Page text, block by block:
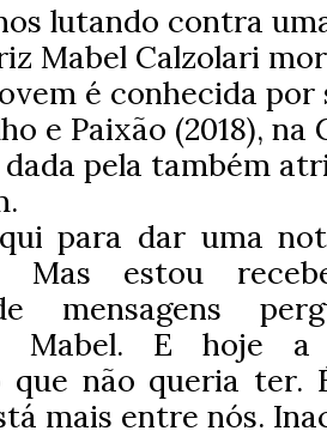
lutando contra
Mabel Calzolari
é conhecida
e Paixão (2018), na
pela também
para dar uma
Mas estou
mensagens
Mabel. E hoje
que não queria ter.
mais entre nós.